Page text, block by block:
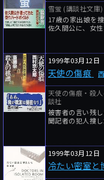
雪蛍 (講談社文庫
17歳の家出娘を
佐久間公に、女
1999年03月12日
天使の傷痕
天使の傷痕・殺
談社
被害者の言い残
聞記者の犯人捜し
1999年03月12日
冷たい密室と